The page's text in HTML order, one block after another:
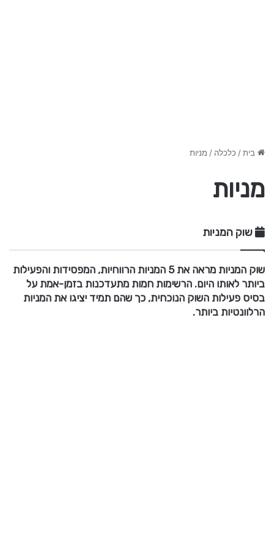
בית/ כלכלה / מניות
מניות
שוק המניות
שוק המניות מראה את 5 המניות הרווחיות, המפסידות והפעילות
ביותר לאותו היום. הרשימות חמות מתעדכנות בזמן-אמת על
בסיס פעילות השוק הנוכחית, כך שהם תמיד יציגו את המניות
הרלוונטיות ביותר.